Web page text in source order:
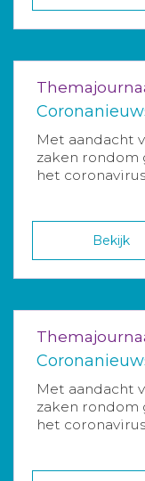
Met aandacht
zaken rondom
het
Bekijk
Met aandacht
zaken rondom
het